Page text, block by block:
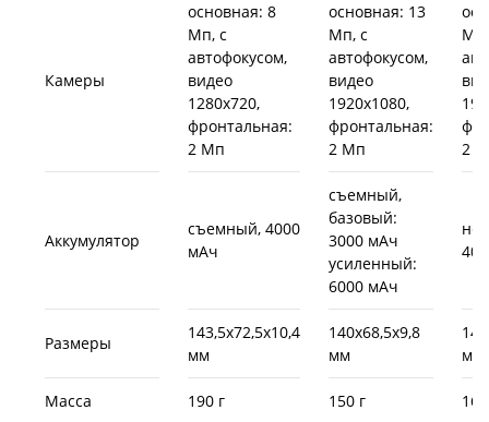
Камеры
основная: 8
Мп, с
автофокусом,
видео
1280x720,
фронтальная:
2 Мп
основная: 13
Мп, с
автофокусом,
видео
1920x1080,
фронтальная:
2 Мп
2
Аккумулятор
съемный, 4000
мАч
съемный,
базовый:
3000 мАч
усиленный:
6000 мАч
Размеры
143,5x72,5x10,4
мм
140x68,5x9,8
мм
мм
Масса 190 г 150 г